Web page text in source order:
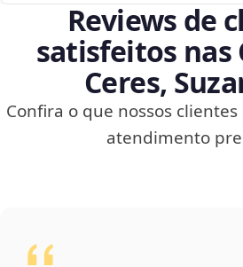
Reviews de
satisfeitos nas
Ceres,
Confira o que nossos
atendimento